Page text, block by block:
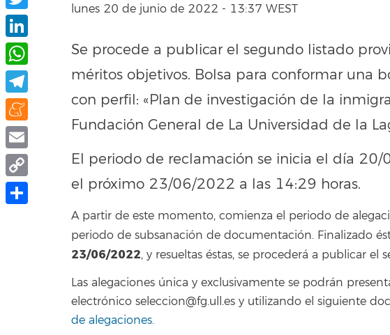
lunes 20 de junio de 2022 - 13:37 WEST
Se procede a publicar el segundo listado
méritos objetivos. Bolsa para conformar una
con perfil: «Plan de investigación de la
Fundación General de La Universidad de la
El periodo de reclamación se inicia el día
el próximo 23/06/2022 a las 14:29 horas.
A partir de este momento, comienza el periodo de
periodo de subsanación de documentación. Finalizado
23/06/2022, y resueltas éstas, se procederá a publicar el
Las alegaciones única y exclusivamente se podrán
electrónico seleccion@fg.ull.es y utilizando el siguiente
de alegaciones.
Twitter
LinkedIn
WhatsApp
Telegram
Meneame
Email
Copy